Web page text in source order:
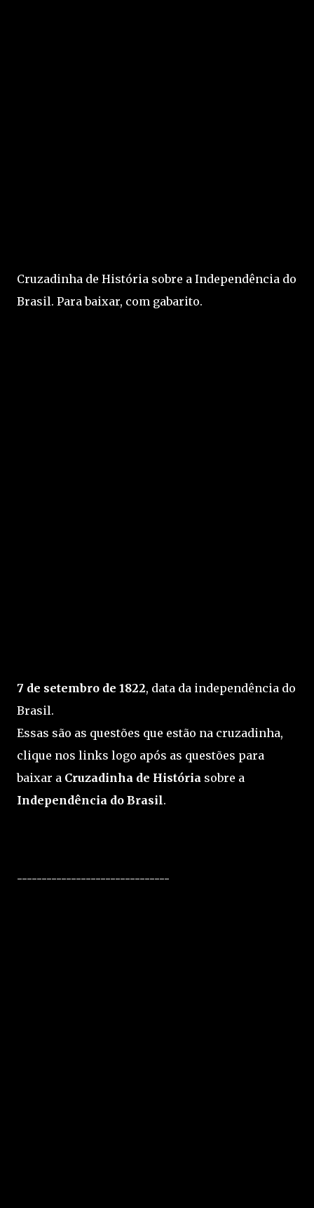
Cruzadinha de História sobre a Independência do
Brasil. Para baixar, com gabarito.
7 de setembro de 1822, data da independência do
Brasil.
Essas são as questões que estão na cruzadinha,
clique nos links logo após as questões para
baixar a Cruzadinha de História sobre a
Independência do Brasil.
-------------------------------